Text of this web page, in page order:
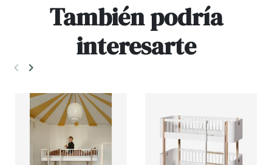
También podría
interesarte
Anterior
keyboard_arrow_left Siguiente
keyboard_arrow_right